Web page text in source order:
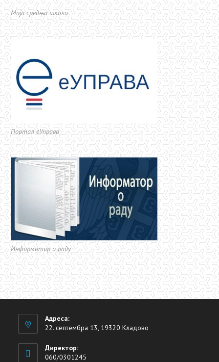
Моја средња школа
Портал еУправа
Информатор о раду
Адреса:
22. септембра 13, 19320 Кладово
Директор:
060/0301245